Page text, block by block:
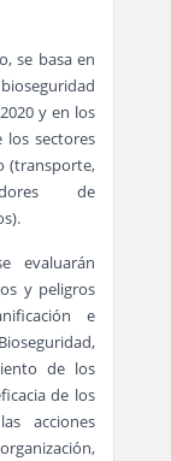
se basa en
y en los
los sectores
(transporte,
de
evaluarán
y peligros
e
de los
de los
acciones